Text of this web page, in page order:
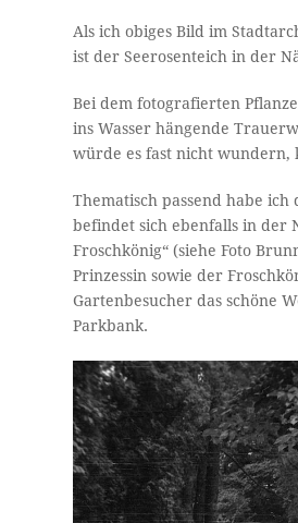
Als ich obiges Bild im
ist der Seerosenteich in der
Bei dem fotografierten
ins Wasser hängende
würde es fast nicht wundern,
Thematisch passend habe
befindet sich ebenfalls in der
Froschkönig“ (siehe Foto
Prinzessin sowie der
Gartenbesucher das schöne
Parkbank.